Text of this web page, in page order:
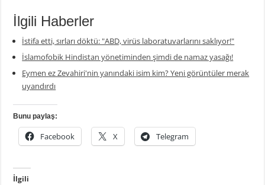
İlgili Haberler
İstifa etti, sırları döktü: "ABD, virüs laboratuvarlarını saklıyor!"
İslamofobik Hindistan yönetiminden şimdi de namaz yasağı!
Eymen ez Zevahiri'nin yanındaki isim kim? Yeni görüntüler merak
uyandırdı
Bunu paylaş:
Facebook X Telegram
İlgili